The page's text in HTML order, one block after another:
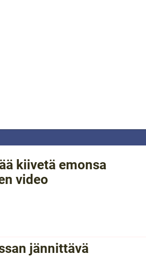
kiivetä emonsa
video
jännittävä